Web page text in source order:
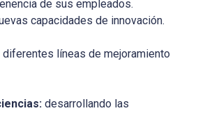
de sus empleados.
capacidades de innovación.
diferentes líneas de mejoramiento
desarrollando las